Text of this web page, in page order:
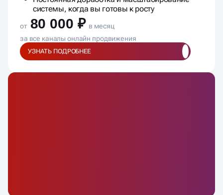
системы, когда вы готовы к росту
от 80 000 ₽ в месяц
за все каналы онлайн продвижения
УЗНАТЬ ПОДРОБНЕЕ